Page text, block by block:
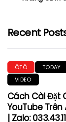
Recent
ÔTÔ TODAY
VIDEO
Cách Cài Đặt
YouTube Trên
| Zalo: